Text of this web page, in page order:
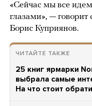
«Сейчас мы все
глазами», — говорит
Борис Куприянов.
ЧИТАЙТЕ ТАКЖЕ
25 книг ярмарки
выбрала самые
На что стоит